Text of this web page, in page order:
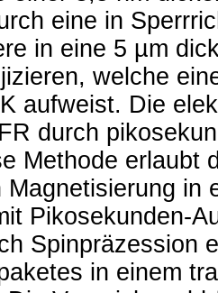
eine in
in eine 5 µm
welche
aufweist. Die
durch
Methode erlaubt
Magnetisierung in
Pikosekunden-
Spinpräzession
in einem